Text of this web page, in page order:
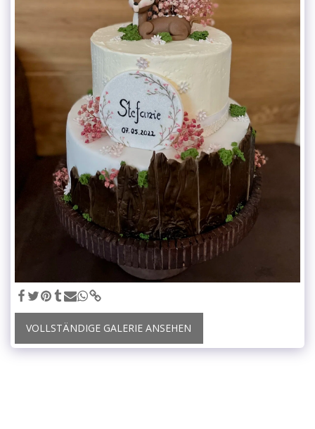
VOLLSTÄNDIGE GALERIE ANSEHEN